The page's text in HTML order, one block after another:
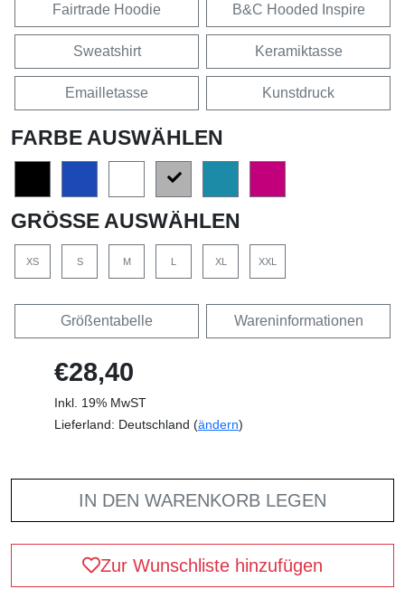
Fairtrade Hoodie B&C Hooded Inspire
Sweatshirt Keramiktasse
Emailletasse Kunstdruck
FARBE AUSWÄHLEN
GRÖSSE AUSWÄHLEN
XS S M L XL XXL
Größentabelle Wareninformationen
€28,40
Inkl. 19% MwST
Lieferland: Deutschland (ändern)
IN DEN WARENKORB LEGEN
Zur Wunschliste hinzufügen